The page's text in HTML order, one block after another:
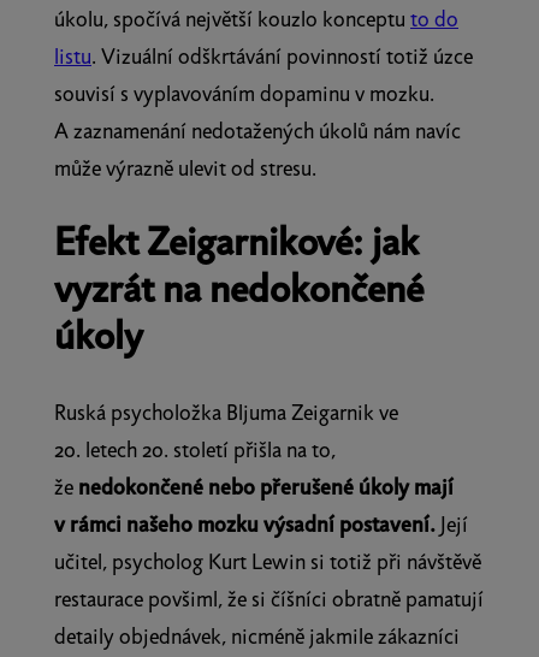
úkolu, spočívá největší kouzlo konceptu to do
listu. Vizuální odškrtávání povinností totiž úzce
souvisí s vyplavováním dopaminu v mozku.
A zaznamenání nedotažených úkolů nám navíc
může výrazně ulevit od stresu.
Efekt Zeigarnikové: jak
vyzrát na nedokončené
úkoly
Ruská psycholožka Bljuma Zeigarnik ve
20. letech 20. století přišla na to,
že nedokončené nebo přerušené úkoly mají
v rámci našeho mozku výsadní postavení. Její
učitel, psycholog Kurt Lewin si totiž při návštěvě
restaurace povšiml, že si číšníci obratně pamatují
detaily objednávek, nicméně jakmile zákazníci